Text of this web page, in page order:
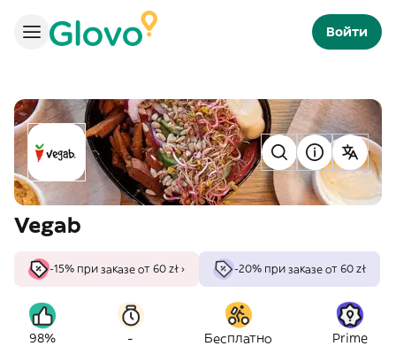
Войти
Vegab
-15% при заказе от 60 zł › -20% при заказе от 60 zł
98% - Бесплатно Prime